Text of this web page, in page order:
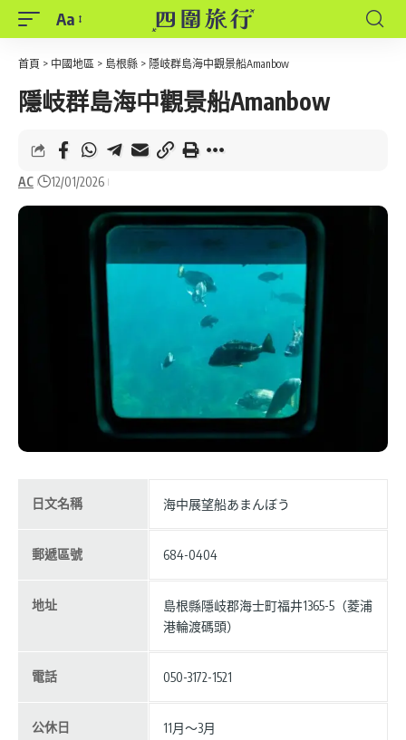
Font
Resizer
Aa
首頁 > 中國地區 > 島根縣 > 隱岐群島海中觀景船Amanbow
隱岐群島海中觀景船Amanbow
AC 12/01/2026
日文名稱 海中展望船あまんぼう
郵遞區號 684-0404
地址
島根縣隱岐郡海士町福井1365-5（菱浦
港輪渡碼頭）
電話 050-3172-1521
公休日
11月〜3月